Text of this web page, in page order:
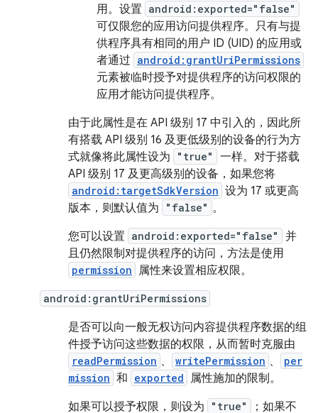
用。设置 android:exported="false"
可仅限您的应用访问提供程序。只有与提
供程序具有相同的用户 ID (UID) 的应用或
者通过 android:grantUriPermissions
元素被临时授予对提供程序的访问权限的
应用才能访问提供程序。
由于此属性是在 API 级别 17 中引入的，因此所
有搭载 API 级别 16 及更低级别的设备的行为方
式就像将此属性设为
"true"
一样。对于搭载
API 级别 17 及更高级别的设备，如果您将
android:targetSdkVersion 设为 17 或更高
版本，则默认值为
"false" 。
您可以设置 android:exported="false"
并
且仍然限制对提供程序的访问，方法是使用
permission 属性来设置相应权限。
android:grantUriPermissions
是否可以向一般无权访问内容提供程序数据的组
件授予访问这些数据的权限，从而暂时克服由
readPermission 、 writePermission 、
per
mission 和 exported 属性施加的限制。
如果可以授予权限，则设为
"true"
；如果不